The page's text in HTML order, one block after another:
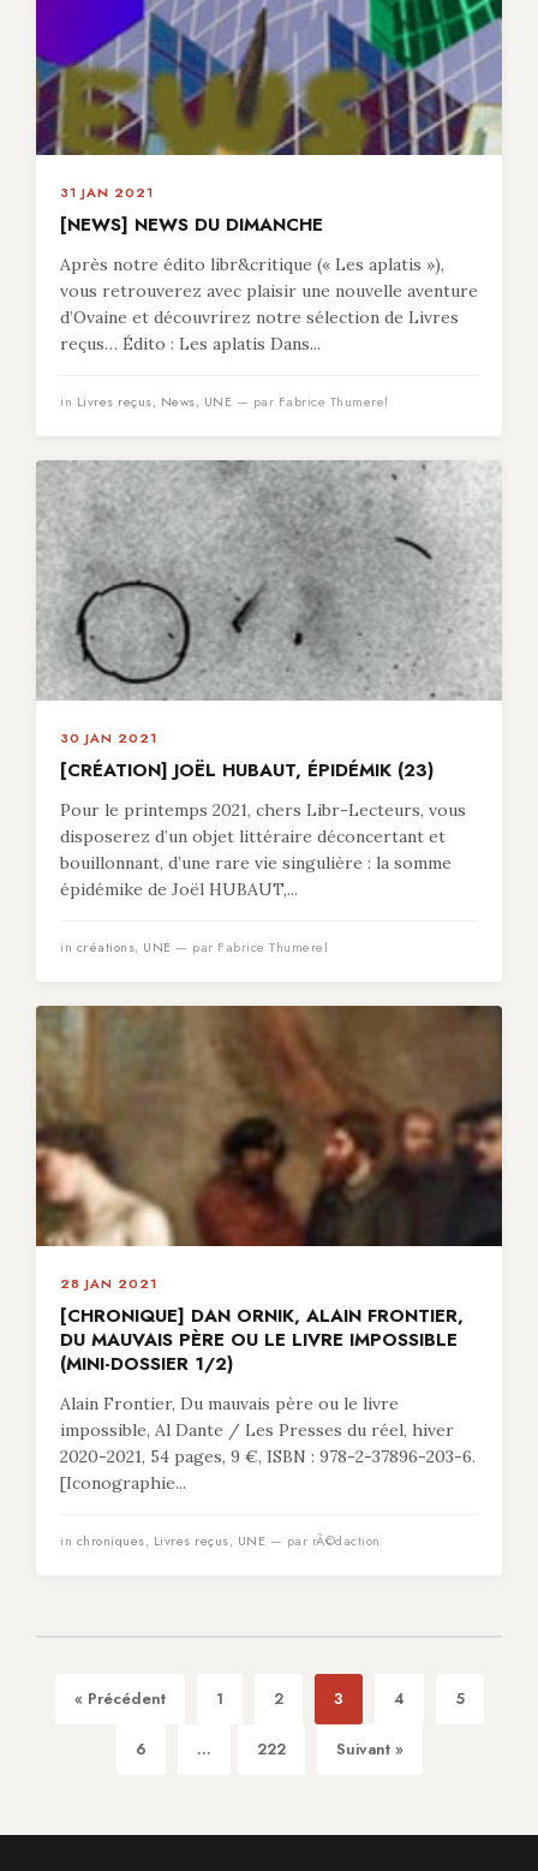
31 JAN 2021
[NEWS] NEWS DU DIMANCHE
Après notre édito libr&critique (« Les aplatis »),
vous retrouverez avec plaisir une nouvelle aventure
d’Ovaine et découvrirez notre sélection de Livres
reçus… Édito : Les aplatis Dans...
in Livres reçus, News, UNE — par Fabrice Thumerel
30 JAN 2021
[CRÉATION] JOËL HUBAUT, ÉPIDÉMIK (23)
Pour le printemps 2021, chers Libr-Lecteurs, vous
disposerez d’un objet littéraire déconcertant et
bouillonnant, d’une rare vie singulière : la somme
épidémike de Joël HUBAUT,...
in créations, UNE — par Fabrice Thumerel
28 JAN 2021
[CHRONIQUE] DAN ORNIK, ALAIN FRONTIER,
DU MAUVAIS PÈRE OU LE LIVRE IMPOSSIBLE
(MINI-DOSSIER 1/2)
Alain Frontier, Du mauvais père ou le livre
impossible, Al Dante / Les Presses du réel, hiver
2020-2021, 54 pages, 9 €, ISBN : 978-2-37896-203-6.
[Iconographie...
in chroniques, Livres reçus, UNE — par rÃ©daction
« Précédent 1 2 3 4 5
6 ... 222 Suivant »